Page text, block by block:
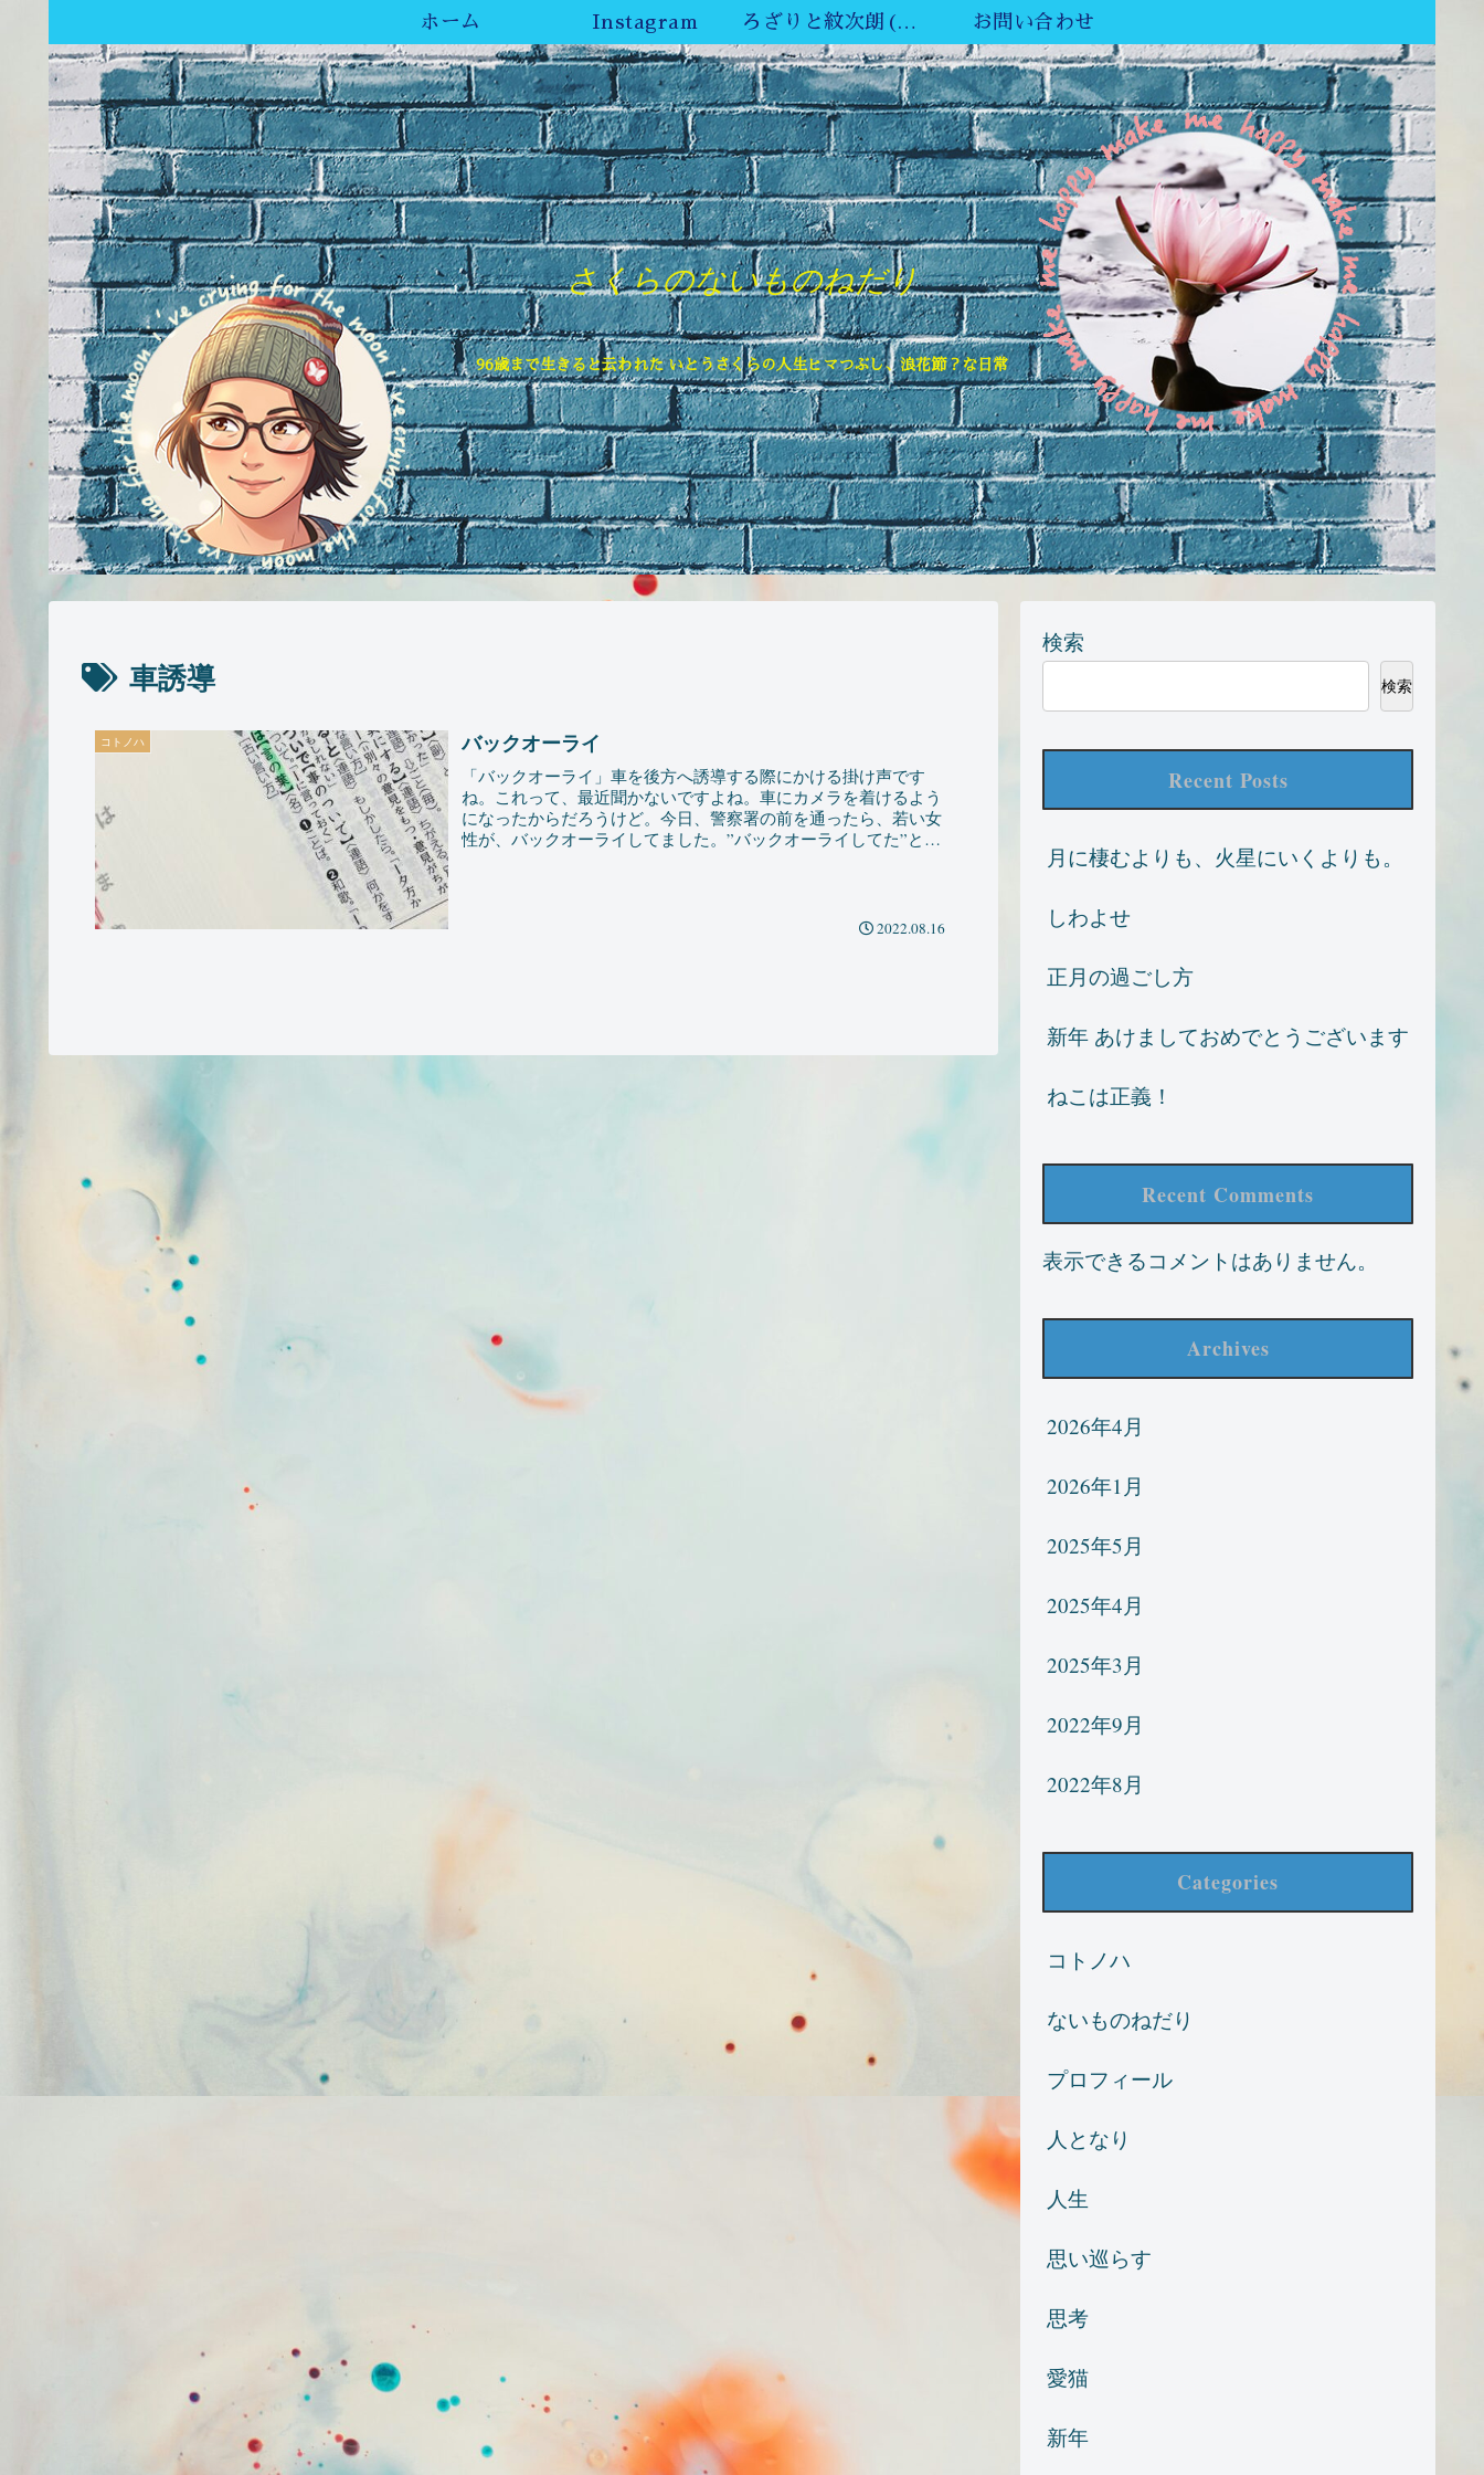
さくらのないものねだり
96歳まで生きると云われた いとうさくらの人生ヒマつぶし、浪花節？な日常
ホーム Instagram ろざりと紋次朗(ねこ)YouTube お問い合わせ
車誘導
コトノハ バックオーライ
「バックオーライ」車を後方へ誘導する際にかける掛け声です
ね。これって、最近聞かないですよね。車にカメラを着けるよう
になったからだろうけど。今日、警察署の前を通ったら、若い女
性が、バックオーライしてました。”バックオーライしてた”と表
2022.08.16
検索
検索
Recent Posts
月に棲むよりも、火星にいくよりも。
しわよせ
正月の過ごし方
新年 あけましておめでとうございます
ねこは正義！
Recent Comments
表示できるコメントはありません。
Archives
2026年4月
2026年1月
2025年5月
2025年4月
2025年3月
2022年9月
2022年8月
Categories
コトノハ
ないものねだり
プロフィール
人となり
人生
思い巡らす
思考
愛猫
新年